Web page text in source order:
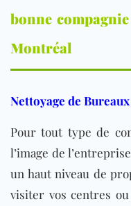
bonne
Montréal
Nettoyage de
Pour tout type de
l’image de
un haut niveau de
visiter vos centres